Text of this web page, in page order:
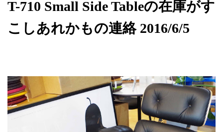
T-710 Small Side Tableの在庫がす
こしあれかもの連絡 2016/6/5